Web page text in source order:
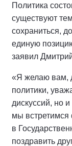
Политика
существуют
сохраниться,
единую
заявил
«Я желаю вам,
политики,
дискуссий, но
мы встретимся
в
поздравить